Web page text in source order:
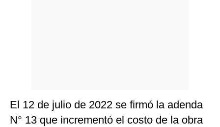
El 12 de julio de 2022 se firmó la adenda
N° 13 que incrementó el costo de la obra